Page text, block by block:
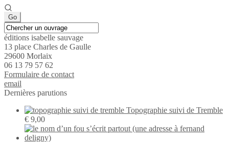
éditions isabelle sauvage
13 place Charles de Gaulle
29600 Morlaix
06 13 79 57 62
Formu­laire de contact
email
Dernières parutions
Topographie suivi de Tremble
€ 9,00